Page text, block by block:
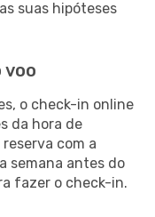
suas hipóteses
voo
o check-in online
da hora de
com a
semana antes do
fazer o check-in.